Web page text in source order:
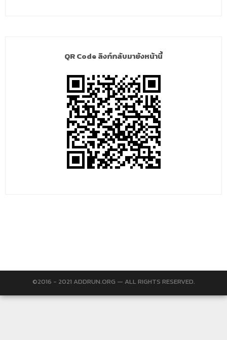
QR Code ลิงก์กลับมายังหน้านี้
©2016 - 2021 ADDRUN.ORG — ALL RIGHTS RESERVED.